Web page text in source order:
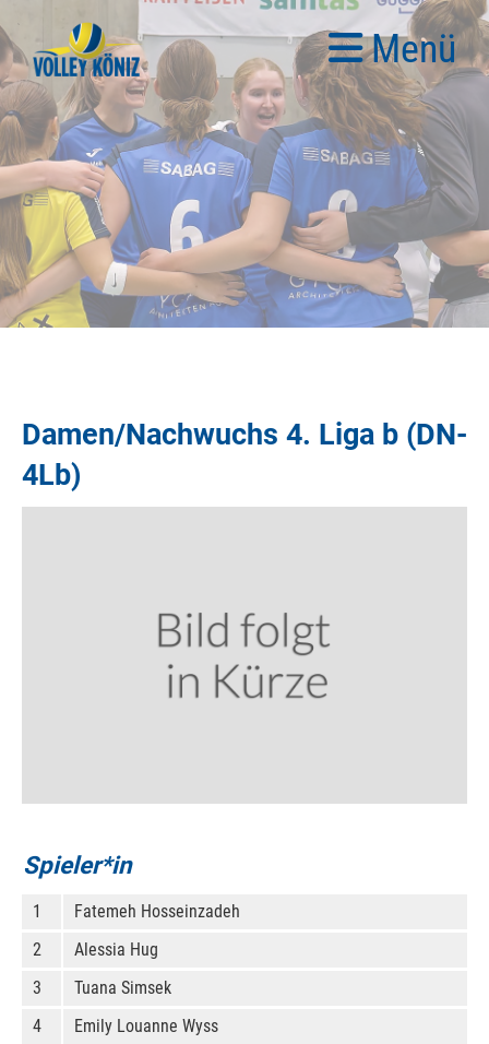
Menü
Damen/Nachwuchs 4. Liga b (DN-
4Lb)
Spieler*in
1
Fatemeh Hosseinzadeh
2
Alessia Hug
3
Tuana Simsek
4
Emily Louanne Wyss